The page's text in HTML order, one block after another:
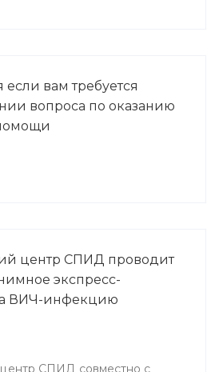
если вам требуется
вопроса по оказанию
центр СПИД проводит
экспресс-
ВИЧ-инфекцию